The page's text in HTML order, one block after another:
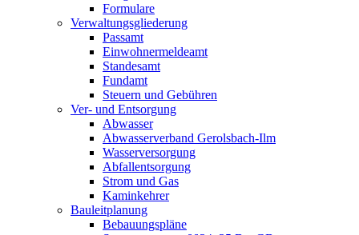
Formulare
Verwaltungsgliederung
Passamt
Einwohnermeldeamt
Standesamt
Fundamt
Steuern und Gebühren
Ver- und Entsorgung
Abwasser
Abwasserverband Gerolsbach-Ilm
Wasserversorgung
Abfallentsorgung
Strom und Gas
Kaminkehrer
Bauleitplanung
Bebauungspläne